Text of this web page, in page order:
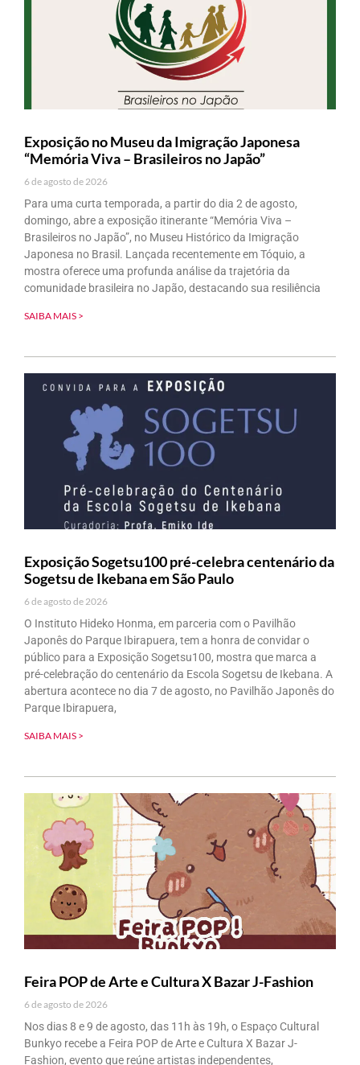
Exposição no Museu da Imigração Japonesa
“Memória Viva – Brasileiros no Japão”
6 de agosto de 2026
Para uma curta temporada, a partir do dia 2 de agosto,
domingo, abre a exposição itinerante “Memória Viva –
Brasileiros no Japão”, no Museu Histórico da Imigração
Japonesa no Brasil. Lançada recentemente em Tóquio, a
mostra oferece uma profunda análise da trajetória da
comunidade brasileira no Japão, destacando sua resiliência
SAIBA MAIS >
Exposição Sogetsu100 pré-celebra centenário da
Sogetsu de Ikebana em São Paulo
6 de agosto de 2026
O Instituto Hideko Honma, em parceria com o Pavilhão
Japonês do Parque Ibirapuera, tem a honra de convidar o
público para a Exposição Sogetsu100, mostra que marca a
pré-celebração do centenário da Escola Sogetsu de Ikebana. A
abertura acontece no dia 7 de agosto, no Pavilhão Japonês do
Parque Ibirapuera,
SAIBA MAIS >
Feira POP de Arte e Cultura X Bazar J-Fashion
6 de agosto de 2026
Nos dias 8 e 9 de agosto, das 11h às 19h, o Espaço Cultural
Bunkyo recebe a Feira POP de Arte e Cultura X Bazar J-
Fashion, evento que reúne artistas independentes,